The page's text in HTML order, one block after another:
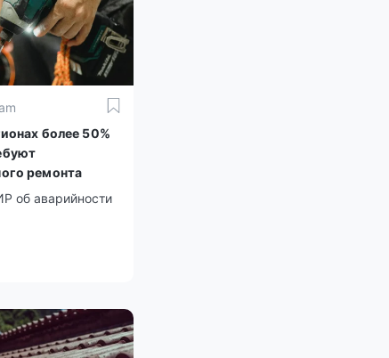
более 50%
ремонта
об аварийности